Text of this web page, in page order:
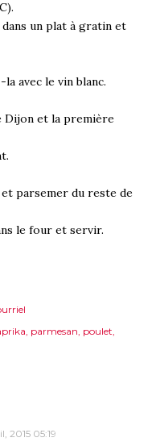
un plat à gratin et
avec le vin blanc.
Dijon et la première
parsemer du reste de
le four et servir.
parmesan poulet
2015 05:19